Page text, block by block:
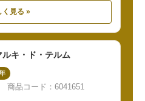
く見る »
キ・ド・テルム
商品コード：6041651